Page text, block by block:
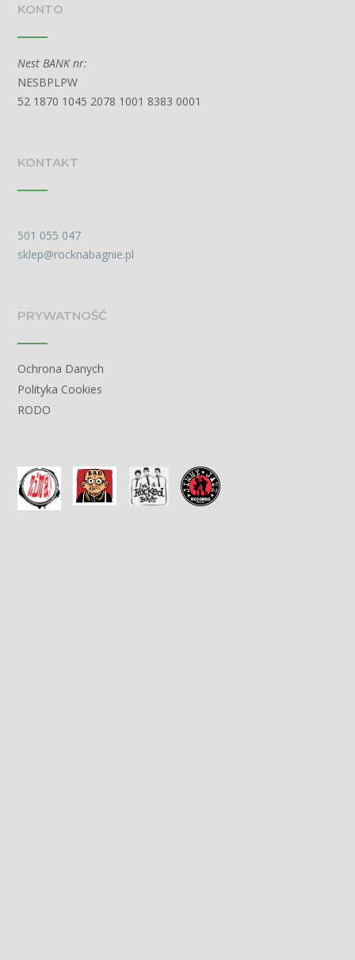
KONTO
Nest BANK nr:
NESBPLPW
52 1870 1045 2078 1001 8383 0001
KONTAKT
501 055 047
sklep@rocknabagnie.pl
PRYWATNOŚĆ
Ochrona Danych
Polityka Cookies
RODO